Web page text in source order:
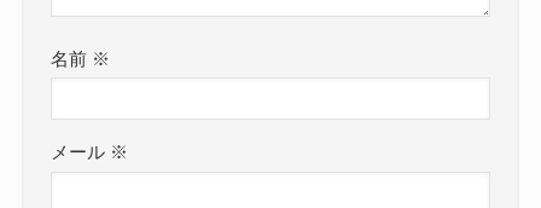
名前 ※
メール ※